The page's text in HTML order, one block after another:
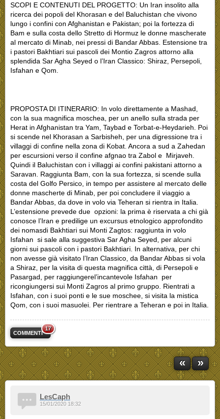
SCOPI E CONTENUTI DEL PROGETTO: Un Iran insolito alla
ricerca dei popoli del Khorasan e del Baluchistan che vivono
lungo i confini con Afghanistan e Pakistan; poi la fortezza di
Bam e sulla costa dello Stretto di Hormuz le donne mascherate
al mercato di Minab, nei pressi di Bandar Abbas. Estensione tra
i pastori Bakhtiari sui pascoli dei Montio Zagros attorno alla
splendida Sar Agha Seyed o l’Iran Classico: Shiraz, Persepoli,
Isfahan e Qom.
PROPOSTA DI ITINERARIO: In volo direttamente a Mashad,
con la sua magnifica moschea, per un anello sulla strada per
Herat in Afghanistan tra Yam, Taybad e Torbat-e-Heydarieh. Poi
si scende nel Khorasan a Sarbisheh, per una digressione tra i
villaggi di confine nella zona di Kobat. Ancora a sud a Zahedan
per escursioni verso il confine afgnao tra Zabol e Mirjaveh.
Quindi il Baluchistan con i villaggi ai confini pakistani attorno a
Saravan. Raggiunta Bam, con la sua fortezza, si scende sulla
costa del Golfo Persico, in tempo per assistere al mercato delle
donne mascherte di Minab, per poi concludere il viaggio a
Bandar Abbas, da dove in volo via Teheran si rientra in Italia.
L’estensione prevede due opzioni: la prima è riservata a chi già
conosce l’Iran e predilige un excursus etnologico approfondito
dei nomasdi Bakhtiari sui Monti Zagtos: raggiunta in volo
Isfahan si sale alla suggestiva Sar Agha Seyed, per alcuni
giorni sui pascoli con i pastori Bakhtiari. In alternativa, per chi
non avesse già visitato l’Iran Classico, da Bandar Abbas si vola
a Shiraz, per la visita di questa magnifica città, di Persepoli e
Pasargad, per raggiungerel’incantevole Isfahan per
ricongiungersi sui Monti Zagros al primo gruppo. Rientrati a
Isfahan, con i suoi ponti e le sue moschee, si visita la mistica
Qom, con i suoi masuolei. Per rientrare a Teheran e poi in Italia.
COMMENTI
17
« »
LesCaph
15/01/2020 18:32